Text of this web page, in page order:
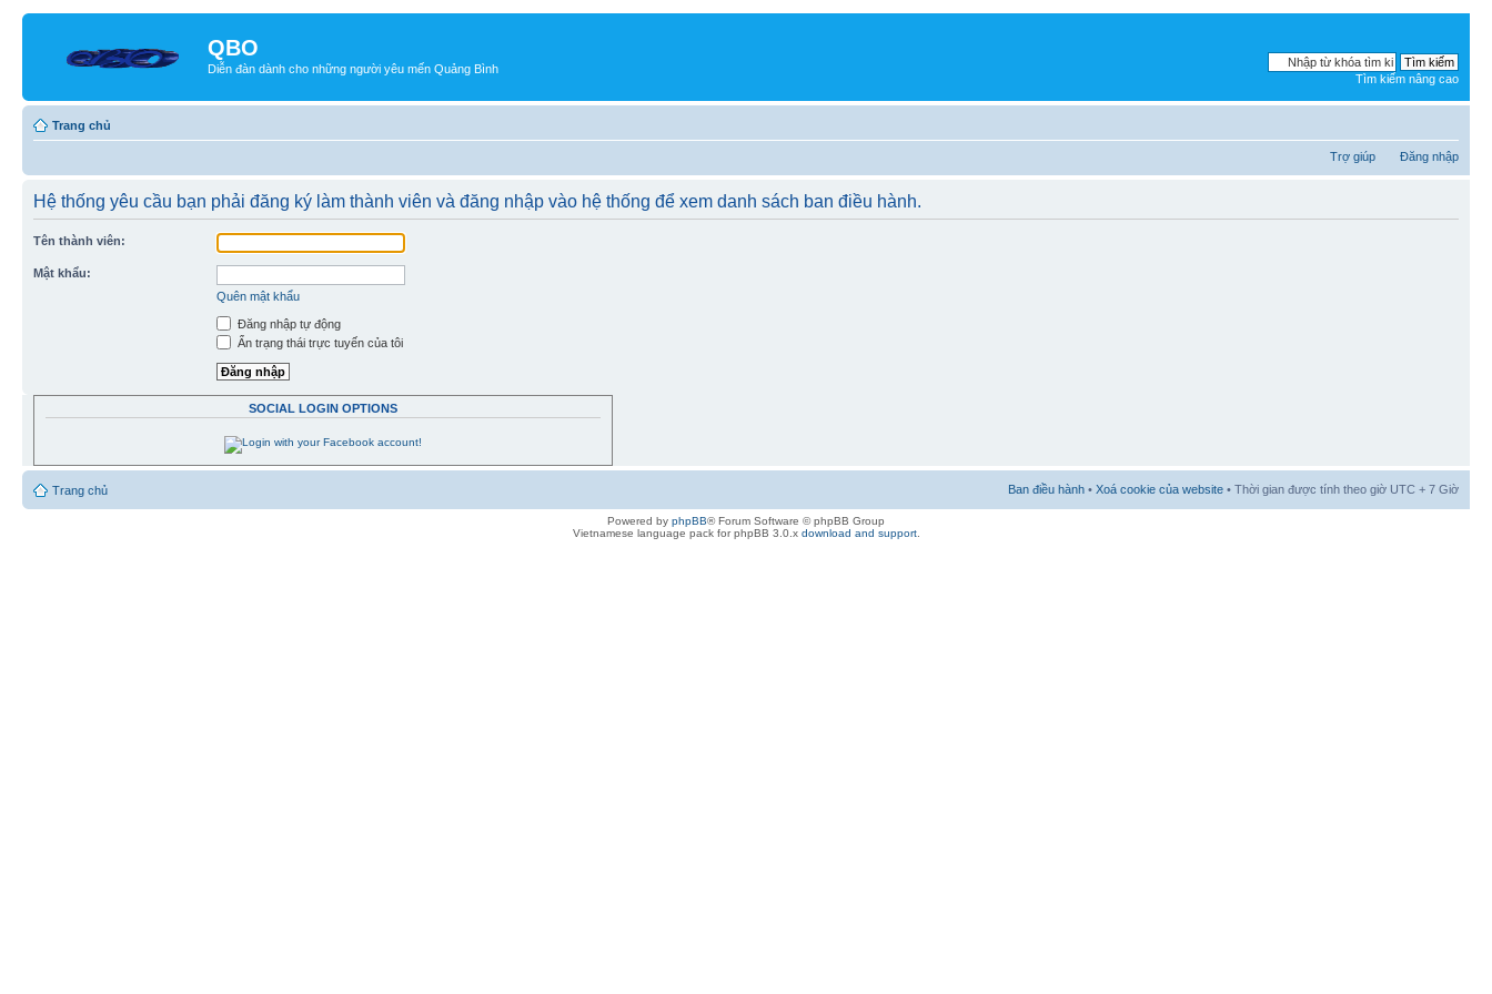
QBO
Diễn đàn dành cho những người yêu mến Quảng Bình
Tìm kiếm nâng cao
Trang chủ
Trợ giúp Đăng nhập
Hệ thống yêu cầu bạn phải đăng ký làm thành viên và đăng nhập vào hệ thống để xem danh sách ban điều hành.
Tên thành viên:
Mật khẩu:
Quên mật khẩu
Đăng nhập tự động
Ẩn trạng thái trực tuyến của tôi
SOCIAL LOGIN OPTIONS
Trang chủ Ban điều hành • Xoá cookie của website • Thời gian được tính theo giờ UTC + 7 Giờ
Powered by phpBB® Forum Software © phpBB Group
Vietnamese language pack for phpBB 3.0.x download and support.